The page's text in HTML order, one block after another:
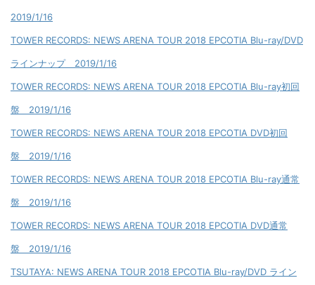
2019/1/16
TOWER RECORDS: NEWS ARENA TOUR 2018 EPCOTIA Blu-ray/DVD
ラインナップ 2019/1/16
TOWER RECORDS: NEWS ARENA TOUR 2018 EPCOTIA Blu-ray初回
盤 2019/1/16
TOWER RECORDS: NEWS ARENA TOUR 2018 EPCOTIA DVD初回
盤 2019/1/16
TOWER RECORDS: NEWS ARENA TOUR 2018 EPCOTIA Blu-ray通常
盤 2019/1/16
TOWER RECORDS: NEWS ARENA TOUR 2018 EPCOTIA DVD通常
盤 2019/1/16
TSUTAYA: NEWS ARENA TOUR 2018 EPCOTIA Blu-ray/DVD ライン